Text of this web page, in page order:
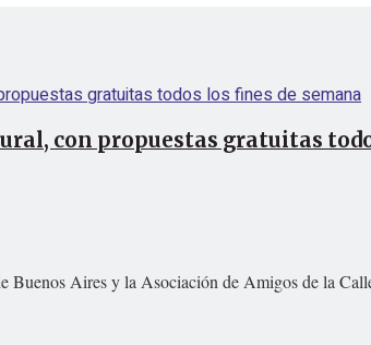
con propuestas gratuitas
Buenos Aires y la Asociación de Amigos de la